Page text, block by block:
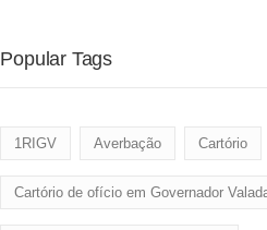
Popular Tags
1RIGV Averbação Cartório
Cartório de ofício em Governador